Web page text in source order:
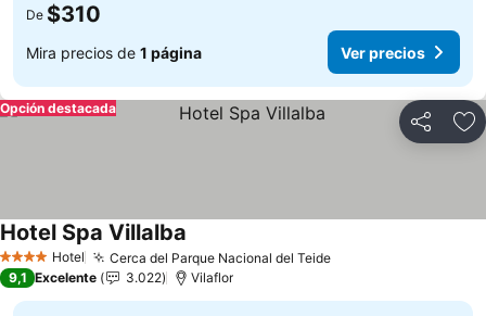
De $310
Mira precios de 1 página Ver precios
Compartir
Opción destacada
4 EstrellasHotel Cerca del Parque Nacional del TeideVer precios
Hotel Spa Villalba
9,1 Excelente 3.022 Vilaflor